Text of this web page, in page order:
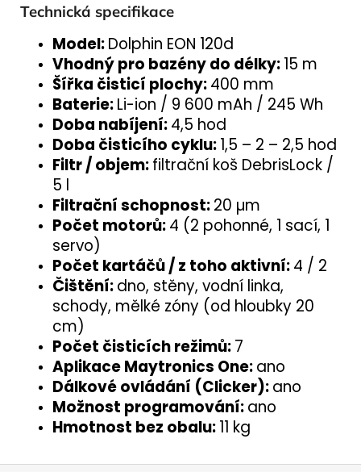
Technická specifikace
Model:Dolphin EON 120d
Vhodný pro bazény do délky:15 m
Šířka čisticí plochy:400 mm
Baterie:Li-ion / 9 600 mAh / 245 Wh
Doba nabíjení:4,5 hod
Doba čisticího cyklu:1,5 – 2 – 2,5 hod
Filtr / objem:filtrační koš DebrisLock /
5 l
Filtrační schopnost:20 µm
Počet motorů:4 (2 pohonné, 1 sací, 1
servo)
Počet kartáčů / z toho aktivní:4 / 2
Čištění:dno, stěny, vodní linka,
schody, mělké zóny (od hloubky 20
cm)
Počet čisticích režimů:7
Aplikace Maytronics One:ano
Dálkové ovládání (Clicker):ano
Možnost programování:ano
Hmotnost bez obalu:11 kg